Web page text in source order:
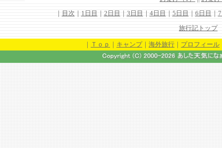
｜ 目次 ｜ 1日目 ｜ 2日目 ｜ 3日目 ｜ 4日目 ｜ 5日目 ｜ 6日目 ｜
旅行記トップ
｜ Ｔｏｐ ｜ キャンプ｜ 海外旅行 ｜ プロフィール